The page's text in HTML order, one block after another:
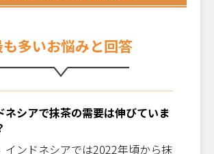
も多いお悩みと回答
ネシアで抹茶の需要は伸びていま
インドネシアでは2022年頃から抹